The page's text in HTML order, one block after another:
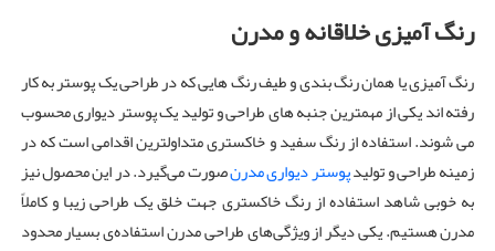
رنگ آمیزی خلاقانه و مدرن
رنگ آمیزی یا همان رنگ بندی و طیف رنگ هایی که در طراحی یک پوستر به کار
رفته اند یکی از مهمترین جنبه های طراحی و تولید یک پوستر دیواری محسوب
می شوند. استفاده از رنگ سفید و خاکستری متداولترین اقدامی است که در
زمینه طراحی و تولیدپوستر دیواری مدرنصورت می‌گیرد. در این محصول نیز
به خوبی شاهد استفاده از رنگ‌ خاکستری جهت خلق یک طراحی زیبا و کاملاً
مدرن هستیم. یکی دیگر از ویژگی‌های طراحی مدرن استفاده‌ی بسیار محدود